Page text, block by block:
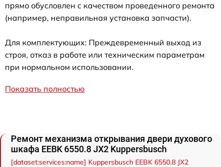
прямо обусловлен с качеством проведенного ремонта
(например, неправильная установка запчасти).
Для комплектующих: Преждевременный выход из
строя, отказ в работе или техническим параметрам
при нормальном использовании.
Показать полностью
Ремонт механизма открывания двери духового
шкафа EEBK 6550.8 JX2 Kuppersbusch
[dataset:services:name] Kuppersbusch EEBK 6550.8 JX2